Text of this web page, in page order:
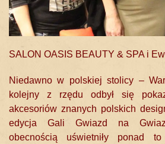
SALON OASIS BEAUTY & SPA i
Niedawno w polskiej stolicy –
kolejny z rzędu odbył się
akcesoriów znanych polskich
edycja Gali Gwiazd na
obecnością uświetniły ponad